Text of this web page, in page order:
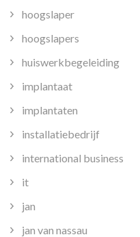
hoogslaper
hoogslapers
huiswerkbegeleiding
implantaat
implantaten
installatiebedrijf
international business
it
jan
jan van nassau